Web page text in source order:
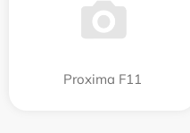
Proxima F11